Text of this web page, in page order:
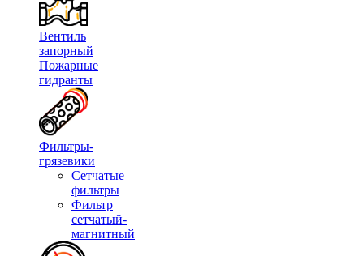
Вентиль
запорный
Пожарные
гидранты
Фильтры-
грязевики
Сетчатые
фильтры
Фильтр
сетчатый-
магнитный